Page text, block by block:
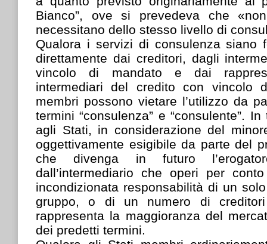
Bianco”, ove si prevedeva che
necessitano dello stesso livello di
Qualora i servizi di consulenza siano
direttamente dai creditori, dagli
vincolo di mandato e dai
intermediari del credito con vincolo
membri possono vietare l’utilizzo da
termini “consulenza” e “consulente”.
agli Stati, in considerazione del
oggettivamente esigibile da parte del
che divenga in futuro
dall’intermediario che operi per
incondizionata responsabilità di un
gruppo, o di un numero di
rappresenta la maggioranza del
dei predetti termini.